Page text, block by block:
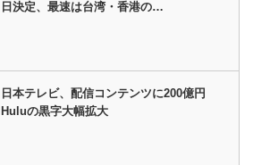
日決定、最速は台湾・香港の…
日本テレビ、配信コンテンツに200億円
Huluの黒字大幅拡大